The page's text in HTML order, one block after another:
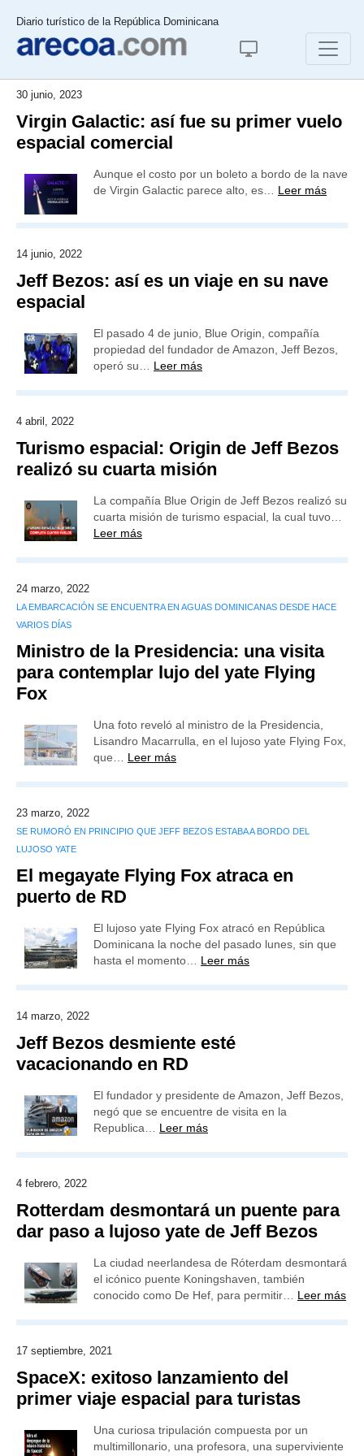
Diario turístico de la República Dominicana
30 junio, 2023
Virgin Galactic: así fue su primer vuelo
espacial comercial
Aunque el costo por un boleto a bordo de la nave
de Virgin Galactic parece alto, es… Leer más
14 junio, 2022
Jeff Bezos: así es un viaje en su nave
espacial
El pasado 4 de junio, Blue Origin, compañía
propiedad del fundador de Amazon, Jeff Bezos,
operó su… Leer más
4 abril, 2022
Turismo espacial: Origin de Jeff Bezos
realizó su cuarta misión
La compañía Blue Origin de Jeff Bezos realizó su
cuarta misión de turismo espacial, la cual tuvo…
Leer más
24 marzo, 2022
LA EMBARCACIÓN SE ENCUENTRA EN AGUAS DOMINICANAS DESDE HACE
VARIOS DÍAS
Ministro de la Presidencia: una visita
para contemplar lujo del yate Flying
Fox
Una foto reveló al ministro de la Presidencia,
Lisandro Macarrulla, en el lujoso yate Flying Fox,
que… Leer más
23 marzo, 2022
SE RUMORÓ EN PRINCIPIO QUE JEFF BEZOS ESTABA A BORDO DEL
LUJOSO YATE
El megayate Flying Fox atraca en
puerto de RD
El lujoso yate Flying Fox atracó en República
Dominicana la noche del pasado lunes, sin que
hasta el momento… Leer más
14 marzo, 2022
Jeff Bezos desmiente esté
vacacionando en RD
El fundador y presidente de Amazon, Jeff Bezos,
negó que se encuentre de visita en la
Republica… Leer más
4 febrero, 2022
Rotterdam desmontará un puente para
dar paso a lujoso yate de Jeff Bezos
La ciudad neerlandesa de Róterdam desmontará
el icónico puente Koningshaven, también
conocido como De Hef, para permitir… Leer más
17 septiembre, 2021
SpaceX: exitoso lanzamiento del
primer viaje espacial para turistas
Una curiosa tripulación compuesta por un
multimillonario, una profesora, una superviviente